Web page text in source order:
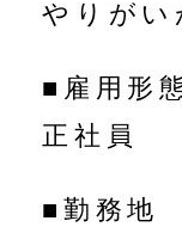
やりがい
■雇用形
正社員
■勤務地